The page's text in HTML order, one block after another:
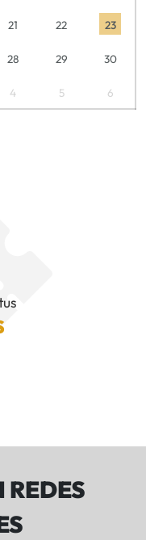
21 22 23
28 29 30
4 5 6
REDES